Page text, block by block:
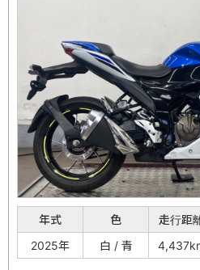
年式 色 走行距
2025年
白 / 青